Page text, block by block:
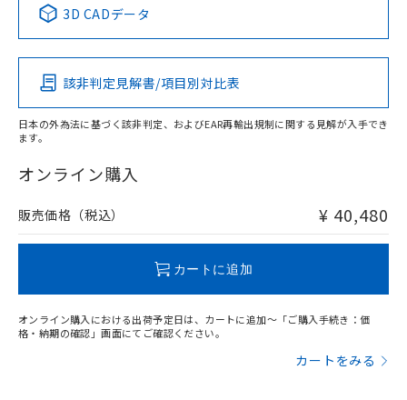
Pb Hg Cd Cr(VI)
O
在庫等で未対応品が混在する可能性があります。
問い合わせください。
この製品の規格認証/適合状況ページへ
その他の認証はこちらのページからご検索ください
3D CADデータ
該非判定見解書/項目別対比表
日本の外為法に基づく該非判定、およびEAR再輸出規制に関する見解が入手でき
ます。
オンライン購入
販売価格（税込） ¥ 40,480
カートに追加
オンライン購入における出荷予定日は、カートに追加～「ご購入手続き：価
格・納期の確認」画面にてご確認ください。
カートをみる